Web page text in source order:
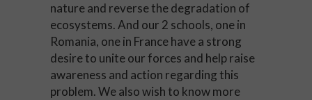
nature and reverse the degradation of
ecosystems. And our 2 schools, one in
Romania, one in France have a strong
desire to unite our forces and help raise
awareness and action regarding this
problem. We also wish to know more